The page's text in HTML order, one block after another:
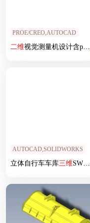
PROE/CREO,AUTOCAD
二维视觉测量机设计含proe
AUTOCAD,SOLIDWORKS
立体自行车车库三维SW+